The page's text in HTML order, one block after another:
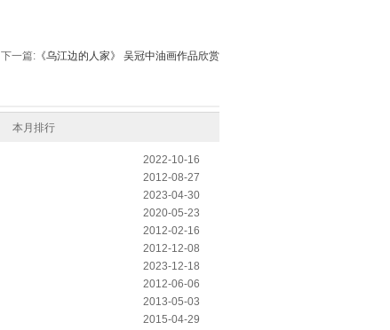
下一篇: 《乌江边的人家》 吴冠中油画作品欣赏
本月排行
2022-10-16
2012-08-27
2023-04-30
2020-05-23
2012-02-16
2012-12-08
2023-12-18
2012-06-06
2013-05-03
2015-04-29